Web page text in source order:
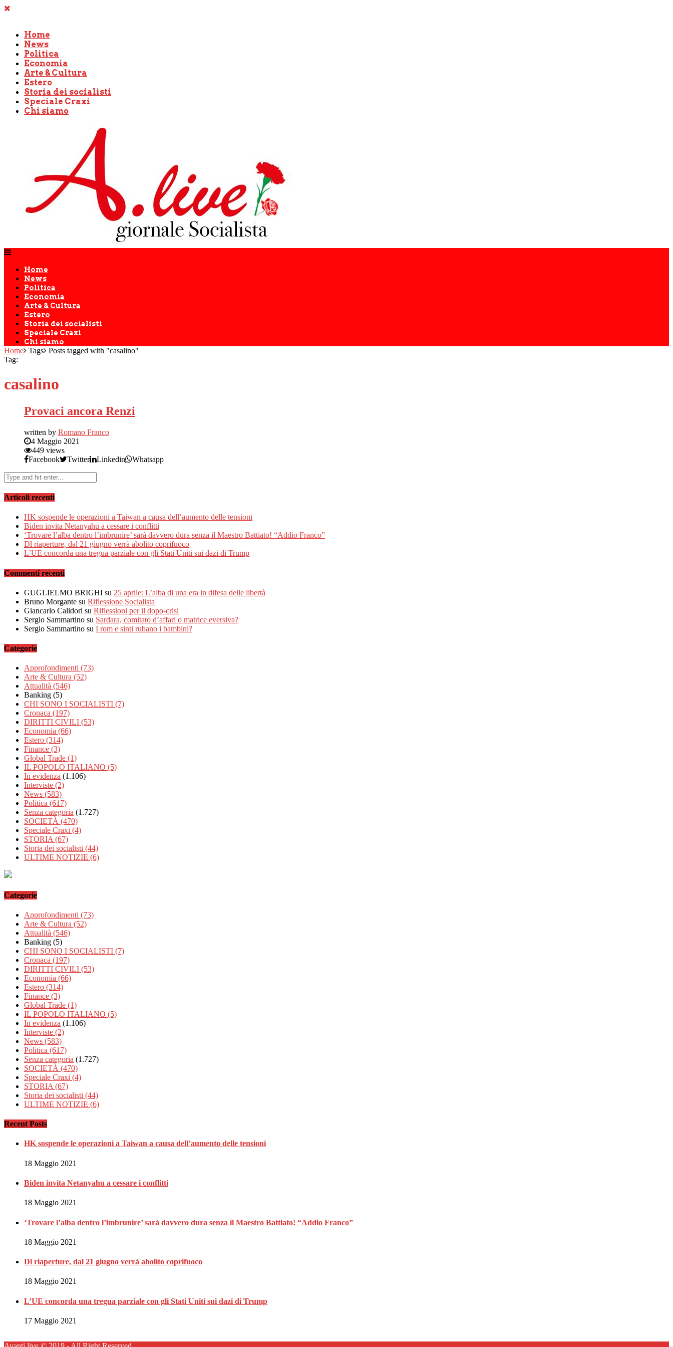
Home
News
Politica
Economia
Arte & Cultura
Estero
Storia dei socialisti
Speciale Craxi
Chi siamo
Home
News
Politica
Economia
Arte & Cultura
Estero
Storia dei socialisti
Speciale Craxi
Chi siamo
Home Tags Posts tagged with "casalino"
Tag:
casalino
Provaci ancora Renzi
written by Romano Franco
4 Maggio 2021
449 views
Facebook
Twitter Linkedin Whatsapp
Articoli recenti
HK sospende le operazioni a Taiwan a causa dell’aumento delle tensioni
Biden invita Netanyahu a cessare i conflitti
‘Trovare l’alba dentro l’imbrunire’ sarà davvero dura senza il Maestro Battiato! “Addio Franco”
Dl riaperture, dal 21 giugno verrà abolito coprifuoco
L’UE concorda una tregua parziale con gli Stati Uniti sui dazi di Trump
Commenti recenti
GUGLIELMO BRIGHI su 25 aprile: L’alba di una era in difesa delle libertà
Bruno Morgante su Riflessione Socialista
Giancarlo Calidori su Riflessioni per il dopo-crisi
Sergio Sammartino su Sardara, comitato d’affari o matrice eversiva?
Sergio Sammartino su I rom e sinti rubano i bambini?
Categorie
Approfondimenti (73)
Arte & Cultura (52)
Attualità (546)
Banking (5)
CHI SONO I SOCIALISTI (7)
Cronaca (197)
DIRITTI CIVILI (53)
Economia (66)
Estero (314)
Finance (3)
Global Trade (1)
IL POPOLO ITALIANO (5)
In evidenza (1.106)
Interviste (2)
News (583)
Politica (617)
Senza categoria (1.727)
SOCIETÀ (470)
Speciale Craxi (4)
STORIA (67)
Storia dei socialisti (44)
ULTIME NOTIZIE (6)
Categorie
Approfondimenti (73)
Arte & Cultura (52)
Attualità (546)
Banking (5)
CHI SONO I SOCIALISTI (7)
Cronaca (197)
DIRITTI CIVILI (53)
Economia (66)
Estero (314)
Finance (3)
Global Trade (1)
IL POPOLO ITALIANO (5)
In evidenza (1.106)
Interviste (2)
News (583)
Politica (617)
Senza categoria (1.727)
SOCIETÀ (470)
Speciale Craxi (4)
STORIA (67)
Storia dei socialisti (44)
ULTIME NOTIZIE (6)
Recent Posts
HK sospende le operazioni a Taiwan a causa dell’aumento delle tensioni
18 Maggio 2021
Biden invita Netanyahu a cessare i conflitti
18 Maggio 2021
‘Trovare l’alba dentro l’imbrunire’ sarà davvero dura senza il Maestro Battiato! “Addio Franco”
18 Maggio 2021
Dl riaperture, dal 21 giugno verrà abolito coprifuoco
18 Maggio 2021
L’UE concorda una tregua parziale con gli Stati Uniti sui dazi di Trump
17 Maggio 2021